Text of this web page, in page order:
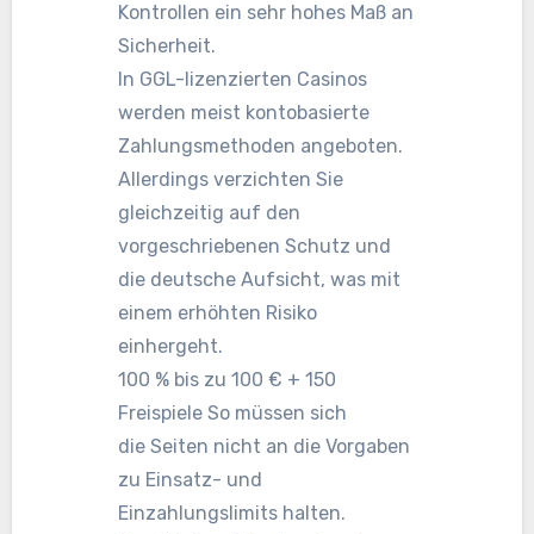
Kontrollen ein sehr hohes Maß an
Sicherheit.
In GGL-lizenzierten Casinos
werden meist kontobasierte
Zahlungsmethoden angeboten.
Allerdings verzichten Sie
gleichzeitig auf den
vorgeschriebenen Schutz und
die deutsche Aufsicht, was mit
einem erhöhten Risiko
einhergeht.
100 % bis zu 100 € + 150
Freispiele So müssen sich
die Seiten nicht an die Vorgaben
zu Einsatz- und
Einzahlungslimits halten.